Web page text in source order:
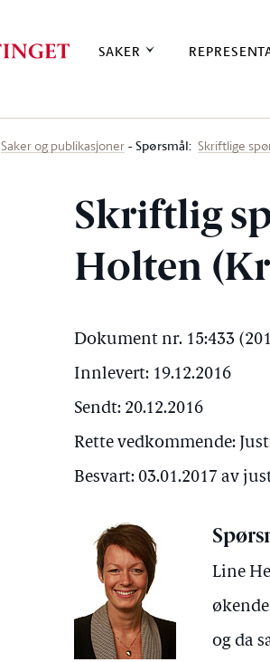
SAKER
Saker og publikasjoner Spørsmål: Skriftlige
Skriftlig
Holten
Dokument nr. 15:433
Innlevert: 19.12.2016
Sendt: 20.12.2016
Rette vedkommende:
Besvart: 03.01.2017 av
Line
og da